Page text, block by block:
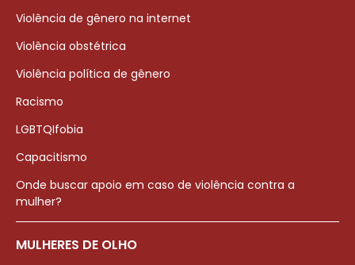
Violência de gênero na internet
Violência obstétrica
Violência política de gênero
Racismo
LGBTQIfobia
Capacitismo
Onde buscar apoio em caso de violência contra a
mulher?
MULHERES DE OLHO